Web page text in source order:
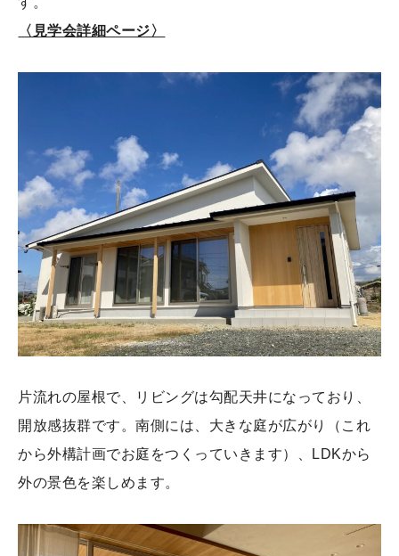
〈見学会詳細ページ〉
片流れの屋根で、リビングは勾配天井になっており、
開放感抜群です。南側には、大きな庭が広がり（これ
から外構計画でお庭をつくっていきます）、LDKから
外の景色を楽しめます。